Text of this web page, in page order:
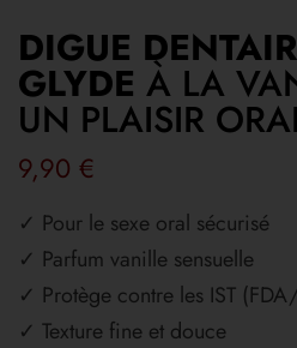
DIGUE
GLYDE À LA
UN PLAISIR
9,90 €
✓ Pour le sexe oral sécurisé
✓ Parfum vanille sensuelle
✓ Protège contre les IST
✓ Texture fine et douce